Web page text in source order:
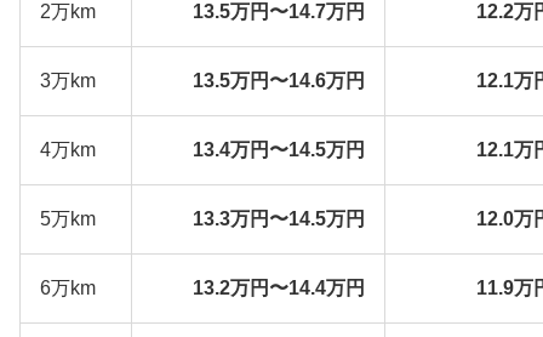
2万km 13.5万円〜14.7万円 12.2万
3万km 13.5万円〜14.6万円 12.1万
4万km 13.4万円〜14.5万円 12.1万
5万km 13.3万円〜14.5万円 12.0万
6万km 13.2万円〜14.4万円 11.9万